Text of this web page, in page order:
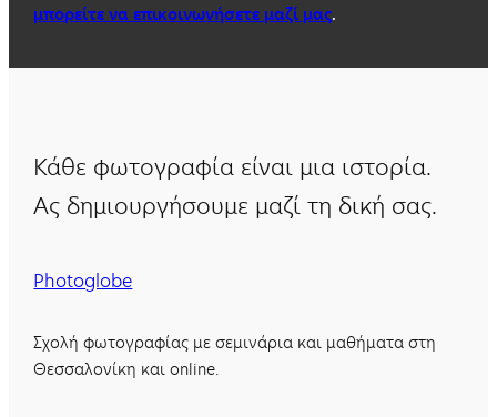
μπορείτε να επικοινωνήσετε μαζί μας.
Κάθε φωτογραφία είναι μια ιστορία.
Ας δημιουργήσουμε μαζί τη δική σας.
Photoglobe
Σχολή φωτογραφίας με σεμινάρια και μαθήματα στη
Θεσσαλονίκη και online.